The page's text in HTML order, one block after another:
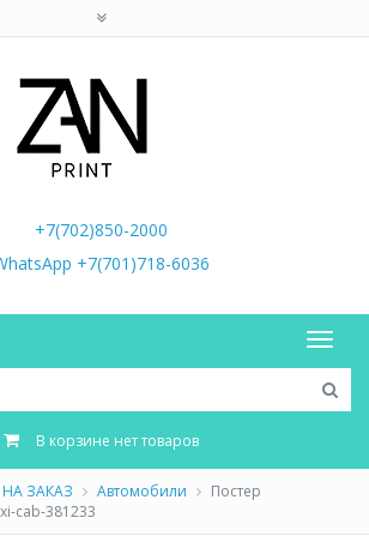
+7(702)850-2000
+7(701)718-6036
В корзине нет товаров
ЗАКАЗ Автомобили
Постер
cab-381233